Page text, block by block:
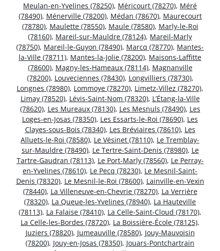
Meulan-en-Yvelines (78250), Méricourt (78270), Méré
(78490), Ménerville (78200), Médan (78670), Maurecourt
(78780), Maulette (78550), Maule (78580), Marly-le-Roi
(78160), Mareil-sur-Mauldre (78124), Mareil-Marly
(78750), Mareil-le-Guyon (78490), Marcq (78770), Mantes-
la-Ville (78711), Mantes-la-Jolie (78200), Maisons-Laffitte
(78600), Magny-les-Hameaux (78114), Magnanville
(78200), Louveciennes (78430), Longvilliers (78730),
Longnes (78980), Lommoye (78270), Limetz-Villez (78270),
Limay (78520), Lévis-Saint-Nom (78320), L’Étang-la-Ville
(78620), Les Mureaux (78130), Les Mesnuls (78490), Les
Loges-en-Josas (78350), Les Essarts-le-Roi (78690), Les
Clayes-sous-Bois (78340), Les Bréviaires (78610), Les
Alluets-le-Roi (78580), Le Vésinet (78110), Le Tremblay-
sur-Mauldre (78490), Le Tertre-Saint-Denis (78980), Le
Tartre-Gaudran (78113), Le Port-Marly (78560), Le Perray-
en-Yvelines (78610), Le Pecq (78230), Le Mesnil-Saint-
Denis (78320), Le Mesnil-le-Roi (78600), Lainville-en-Vexin
(78440), La Villeneuve-en-Chevrie (78270), La Verrière
(78320), La Queue-les-Yvelines (78940), La Hauteville
(78113), La Falaise (78410), La Celle-Saint-Cloud (78170),
La Celle-les-Bordes (78720), La Boissière-École (78125),
Juziers (78820), Jumeauville (78580), Jouy-Mauvoisin
(78200), Jouy-en-Josas (78350), Jouars-Pontchartrain